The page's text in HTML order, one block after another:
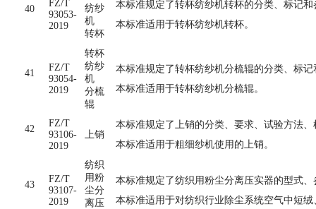
40
FZ/T
93053-
2019
纺纱
机
转杯
本标准规定了转杯纺纱机转杯的分类、标记
本标准适用于转杯纺纱机转杯。
41
FZ/T
93054-
2019
转杯
纺纱
机
分梳
辊
本标准规定了转杯纺纱机分梳辊的分类、标
本标准适用于转杯纺纱机分梳辊。
42
FZ/T
93106-
2019
上销
本标准规定了上销的分类、要求、试验方法、
本标准适用于粗细纱机使用的上销。
43
FZ/T
93107-
2019
纺织
用粉
尘分
离压
本标准规定了纺织用粉尘分离压实器的型式
本标准适用于对纺织行业除尘系统空气中短